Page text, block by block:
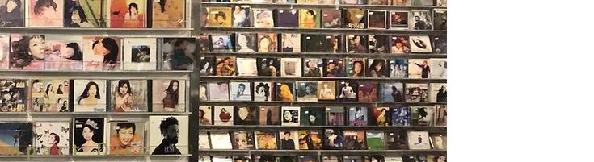
Disc